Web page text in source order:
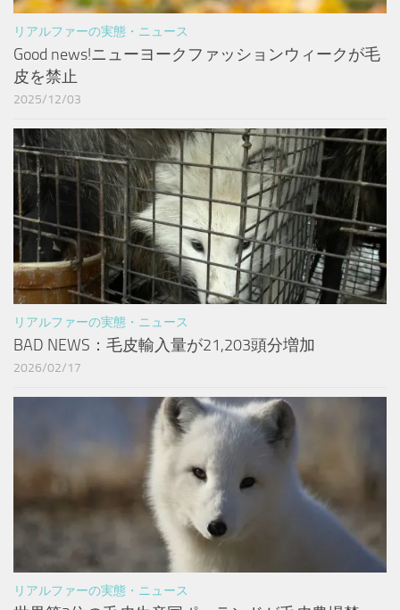
リアルファーの実態・ニュース
Good news!ニューヨークファッションウィークが毛
皮を禁止
2025/12/03
リアルファーの実態・ニュース
BAD NEWS：毛皮輸入量が21,203頭分増加
2026/02/17
リアルファーの実態・ニュース